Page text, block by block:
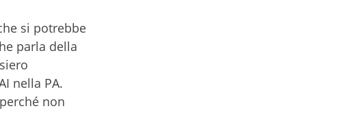
si potrebbe
parla della
nella PA.
non